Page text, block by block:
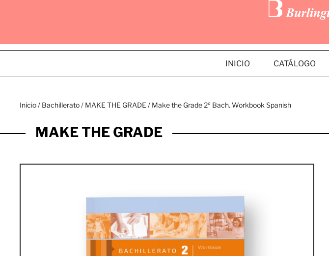
INICIO CATÁLOGO
Inicio/ Bachillerato/ MAKE THE GRADE / Make the Grade 2º Bach. Workbook Spanish
MAKE THE GRADE